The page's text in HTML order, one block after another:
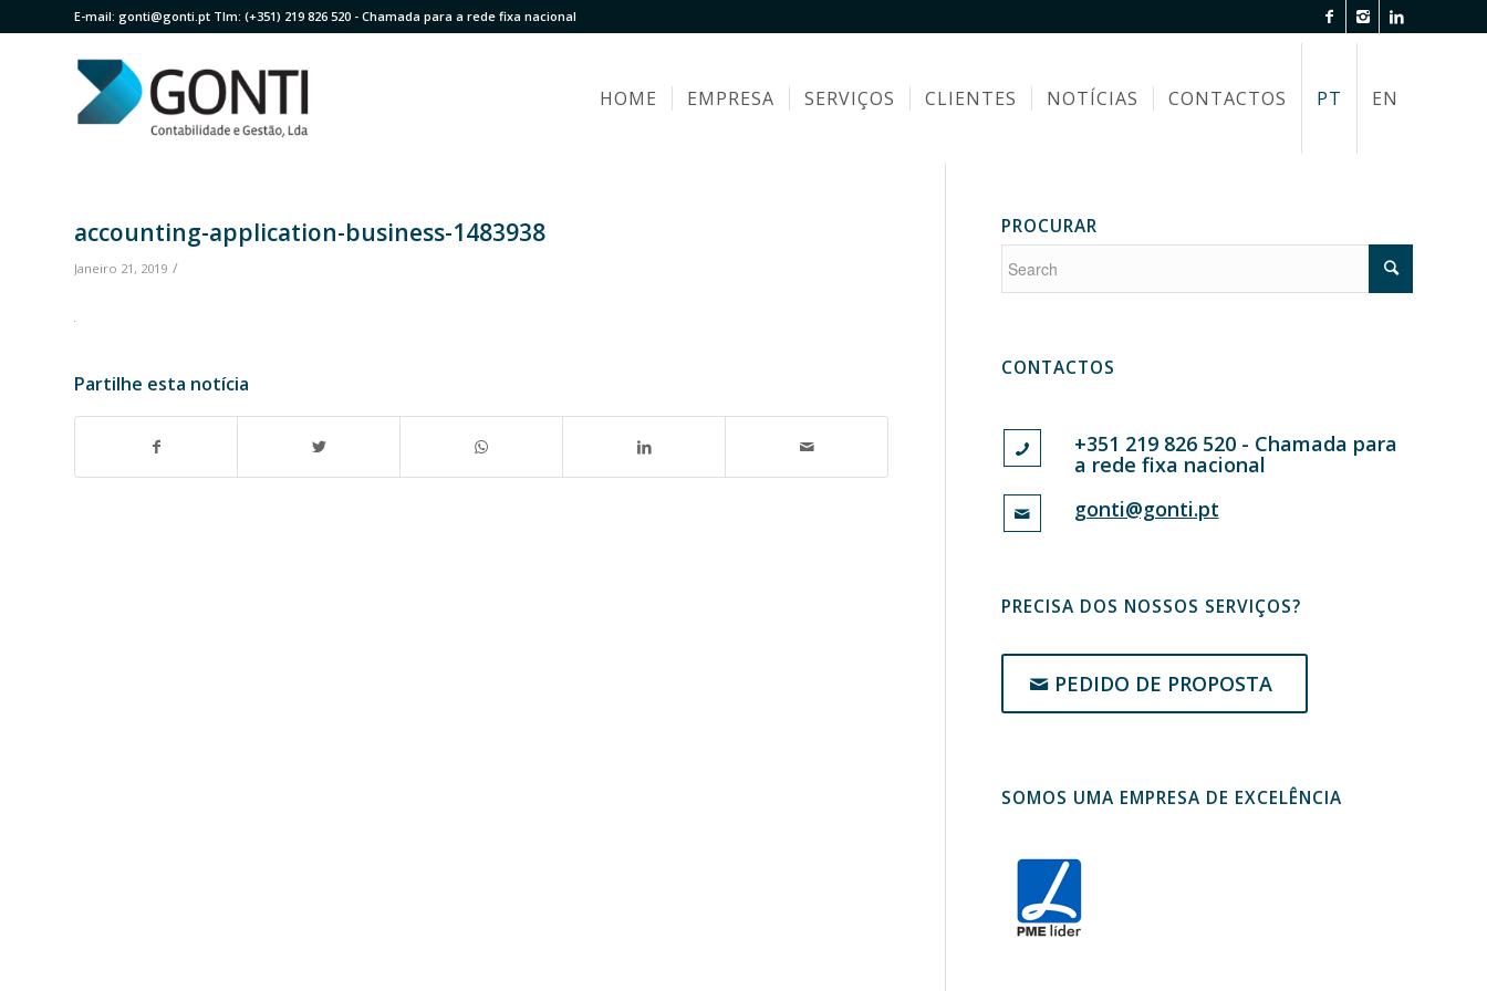
E-mail: gonti@gonti.pt Tlm: (+351) 219 826 520 - Chamada para a rede fixa nacional
HOME EMPRESA SERVIÇOS CLIENTES NOTÍCIAS CONTACTOS PT EN
accounting-application-business-1483938
Janeiro 21, 2019 /
Partilhe esta notícia
PROCURAR
CONTACTOS
+351 219 826 520 - Chamada para
a rede fixa nacional
gonti@gonti.pt
PRECISA DOS NOSSOS SERVIÇOS?
PEDIDO DE PROPOSTA
SOMOS UMA EMPRESA DE EXCELÊNCIA